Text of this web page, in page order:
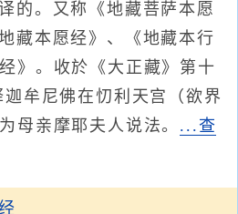
的。又称《地藏菩萨本愿
藏本愿经》、《地藏本行
》。收於《大正藏》第十
牟尼佛在忉利天宫（欲界
母亲摩耶夫人说法。 ...查